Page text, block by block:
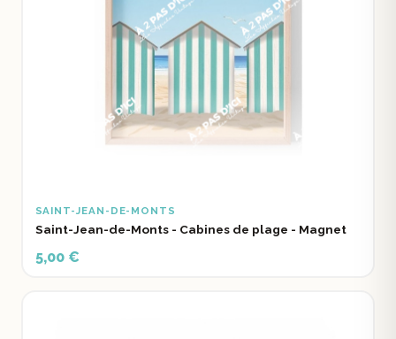
SAINT-JEAN-DE-MONTS
Saint-Jean-de-Monts - Cabines de plage - Magnet
5,00 €